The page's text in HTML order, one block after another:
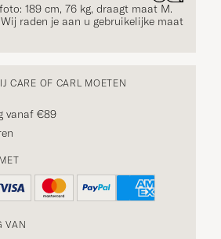
189 cm, 76 kg, draagt maat M.
raden je aan u gebruikelijke maat
CARE OF CARL MOETEN
vanaf €89
VAN